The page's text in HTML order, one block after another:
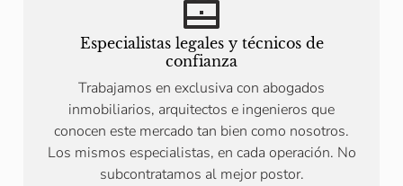
Especialistas legales y técnicos de
confianza
Trabajamos en exclusiva con abogados
inmobiliarios, arquitectos e ingenieros que
conocen este mercado tan bien como nosotros.
Los mismos especialistas, en cada operación. No
subcontratamos al mejor postor.